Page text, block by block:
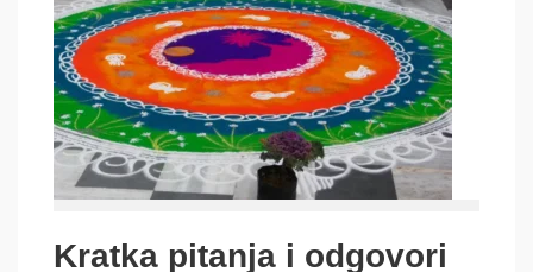
Kratka pitanja i odgovori